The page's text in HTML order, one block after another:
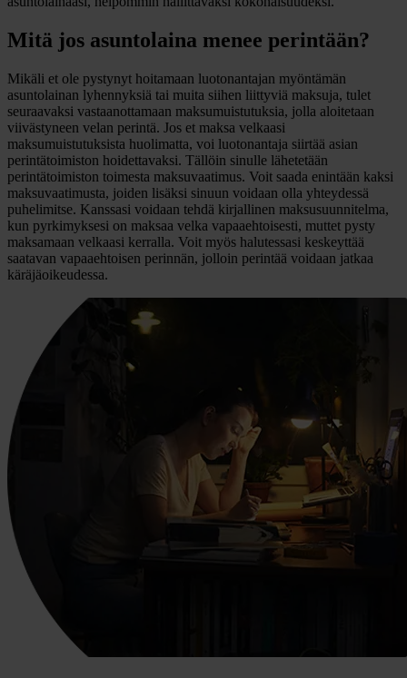
Mitä jos asuntolaina menee perintään?
Mikäli et ole pystynyt hoitamaan luotonantajan myöntämän
asuntolainan lyhennyksiä tai muita siihen liittyviä maksuja, tulet
seuraavaksi vastaanottamaan maksumuistutuksia, jolla aloitetaan
viivästyneen velan perintä. Jos et maksa velkaasi
maksumuistutuksista huolimatta, voi luotonantaja siirtää asian
perintätoimiston hoidettavaksi. Tällöin sinulle lähetetään
perintätoimiston toimesta maksuvaatimus. Voit saada enintään kaksi
maksuvaatimusta, joiden lisäksi sinuun voidaan olla yhteydessä
puhelimitse. Kanssasi voidaan tehdä kirjallinen maksusuunnitelma,
kun pyrkimyksesi on maksaa velka vapaaehtoisesti, muttet pysty
maksamaan velkaasi kerralla. Voit myös halutessasi keskeyttää
saatavan vapaaehtoisen perinnän, jolloin perintää voidaan jatkaa
käräjäoikeudessa.